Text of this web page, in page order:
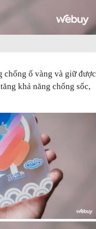
chống ố vàng và giữ được
khả năng chống sốc,